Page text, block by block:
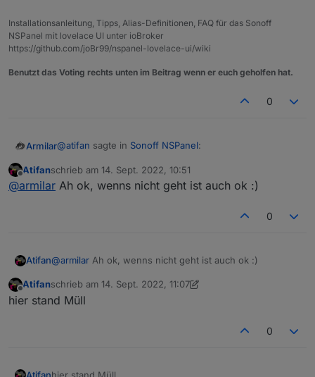
Installationsanleitung, Tipps, Alias-Definitionen, FAQ für das Sonoff
NSPanel mit lovelace UI unter ioBroker
https://github.com/joBr99/nspanel-lovelace-ui/wiki
Benutzt das Voting rechts unten im Beitrag wenn er euch geholfen hat.
0
Armilar@atifan sagte in Sonoff NSPanel:
@ armilarAhso ok Danke!
bequem wenn man über die Buttons einfach links
Ist das großer Aufwand zu programmieren?
"event,buttonPress2,cardMedia,bPrev"
Wenn die stattdessen in der HandleButtonEvent
aufgerufen werden, dann machen die das auch.
Offline
Atifanschrieb am 14. Sept. 2022, 10:51
zuletzt editiert von
@armilar Ah ok, wenns nicht geht ist auch ok :)
0
Atifan@armilar Ah ok, wenns nicht geht ist auch ok :)
Offline
Atifanschrieb am 14. Sept. 2022, 11:07
zuletzt editiert von Atifan
hier stand Müll
0
Atifanhier stand Müll